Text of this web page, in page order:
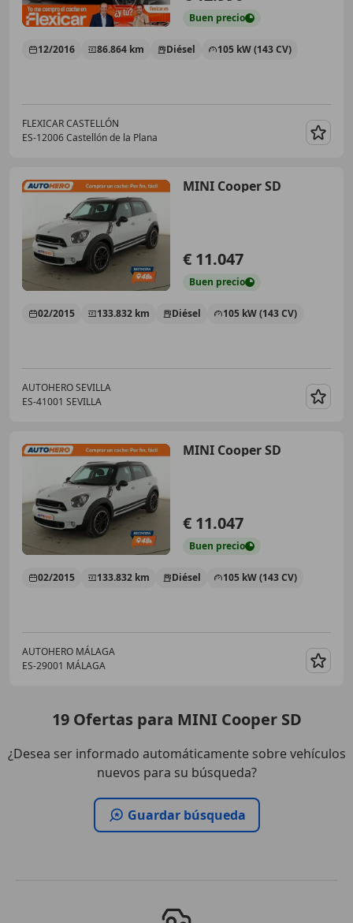
Buen precio
12/2016 86.864 km Diésel 105 kW (143 CV)
FLEXICAR CASTELLÓN
ES-12006 Castellón de la Plana
MINI Cooper SD
€ 11.047
Buen precio
02/2015 133.832 km Diésel 105 kW (143 CV)
AUTOHERO SEVILLA
ES-41001 SEVILLA
MINI Cooper SD
€ 11.047
Buen precio
02/2015 133.832 km Diésel 105 kW (143 CV)
AUTOHERO MÁLAGA
ES-29001 MÁLAGA
19 Ofertas para MINI Cooper SD
¿Desea ser informado automáticamente sobre vehículos
nuevos para su búsqueda?
Guardar búsqueda